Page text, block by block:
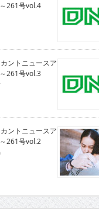
261号vol.4
ントニュースア
261号vol.3
ントニュースア
261号vol.2